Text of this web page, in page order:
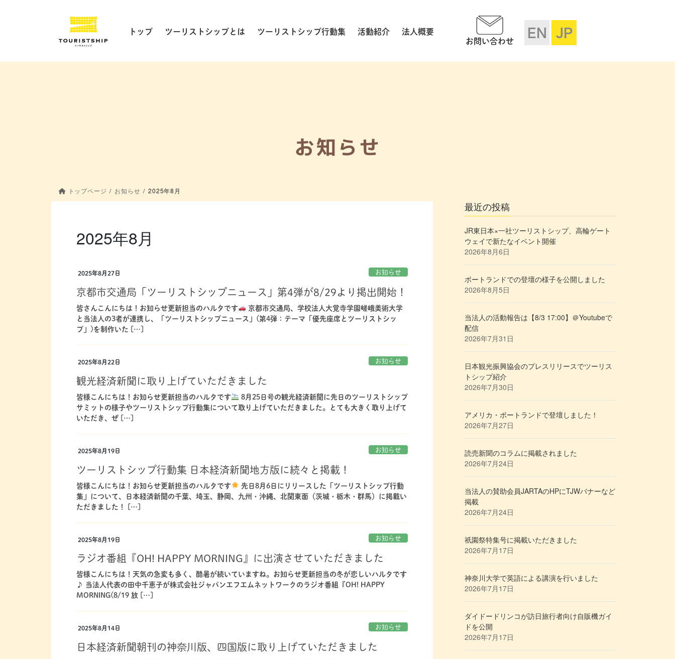
に
ョ
トップ ツーリストシップとは ツーリストシップ行動集 活動紹介
法人概要
お問い合わせ
EN JP
お知らせ
トップページ お知らせ 2025年8月
2025年8月
2025年8月27日 お知らせ
京都市交通局「ツーリストシップニュース」第4弾が8/29より掲出開始！
皆さんこんにちは！お知らせ更新担当のハルタです
京都市交通局、学校法人大覚寺学園嵯峨美術大学
と当法人の3者が連携し、「ツーリストシップニュース」(第4弾：テーマ「優先座席とツーリストシッ
プ」)を制作いた […]
2025年8月22日 お知らせ
観光経済新聞に取り上げていただきました
皆様こんにちは！お知らせ更新担当のハルタです
8月25日号の観光経済新聞に先日のツーリストシップ
サミットの様子やツーリストシップ行動集について取り上げていただきました。とても大きく取り上げて
いただき、ぜ […]
2025年8月19日 お知らせ
ツーリストシップ行動集 日本経済新聞地方版に続々と掲載！
皆様こんにちは！お知らせ更新担当のハルタです
先日8月6日にリリースした「ツーリストシップ行動
集」について、日本経済新聞の千葉、埼玉、静岡、九州・沖縄、北関東面（茨城・栃木・群馬）に掲載い
ただきました！ […]
2025年8月19日 お知らせ
ラジオ番組『OH! HAPPY MORNING』に出演させていただきました
皆様こんにちは！天気の急変も多く、酷暑が続いていますね。お知らせ更新担当の冬が恋しいハルタです
♪ 当法人代表の田中千恵子が株式会社ジャパンエフエムネットワークのラジオ番組『OH! HAPPY
MORNING(8/19 放 […]
2025年8月14日 お知らせ
日本経済新聞朝刊の神奈川版、四国版に取り上げていただきました
最近の投稿
JR東日本×一社ツーリストシップ、高輪ゲート
ウェイで新たなイベント開催
2026年8月6日
ポートランドでの登壇の様子を公開しました
2026年8月5日
当法人の活動報告は【8/3 17:00】＠Youtubeで
配信
2026年7月31日
日本観光振興協会のプレスリリースでツーリス
トシップ紹介
2026年7月30日
アメリカ・ポートランドで登壇しました！
2026年7月27日
読売新聞のコラムに掲載されました
2026年7月24日
当法人の賛助会員JARTAのHPにTJWバナーなど
掲載
2026年7月24日
祇園祭特集号に掲載いただきました
2026年7月17日
神奈川大学で英語による講演を行いました
2026年7月17日
ダイドードリンコが訪日旅行者向け自販機ガイ
ドを公開
2026年7月17日